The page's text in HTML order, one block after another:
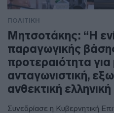
ΠΟΛΙΤΙΚΗ
Μητσοτάκης: “Η
παραγωγικής
προτεραιότητα για
ανταγωνιστική,
ανθεκτική ελληνική
Συνεδρίασε η Κυβερνητική